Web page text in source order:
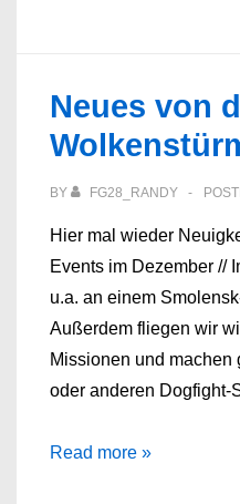
Neues von
BY FG28_RANDY
Hier mal wieder
Events im Dezember //
u.a. an einem
Außerdem fliegen wir
Missionen und
oder anderen Dogfight-
Neues
Read more »